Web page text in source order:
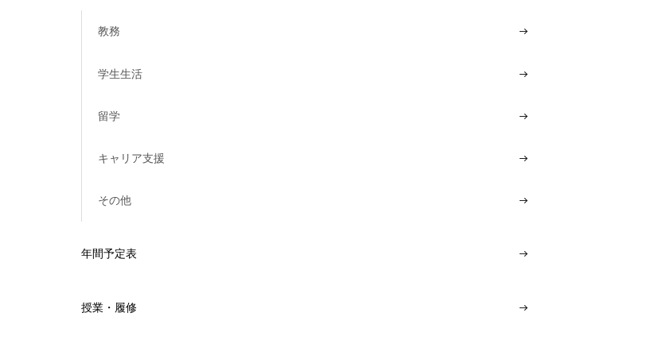
教務
学生生活
留学
キャリア支援
その他
年間予定表
授業・履修